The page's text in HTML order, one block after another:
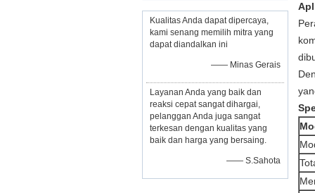
Kualitas Anda dapat dipercaya,
kami senang memilih mitra yang
dapat diandalkan ini
—— Minas Gerais
Layanan Anda yang baik dan
reaksi cepat sangat dihargai,
pelanggan Anda juga sangat
terkesan dengan kualitas yang
baik dan harga yang bersaing.
—— S.Sahota